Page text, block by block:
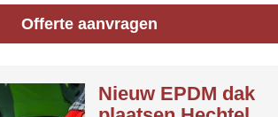
Offerte aanvragen
Nieuw EPDM dak